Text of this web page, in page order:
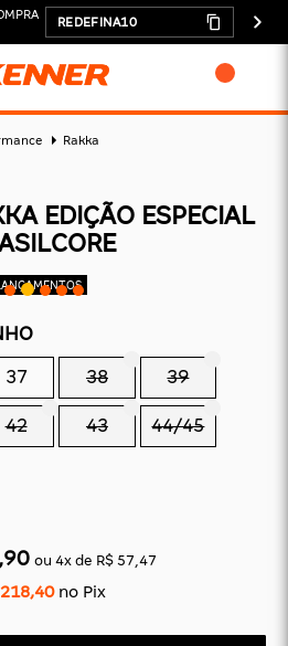
REDEFINA10
COMPRANDO
COMPRA
Rakka
EDIÇÃO ESPECIAL
37 38 39
42 43 44/45
ou 4xde R$ 57,47
no Pix